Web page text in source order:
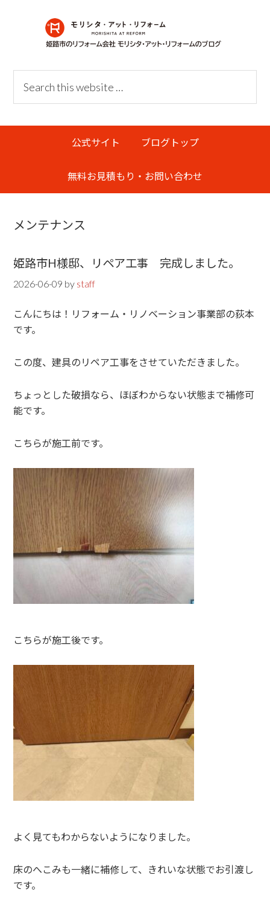
Header
Right
this
公式サイト ブログトップ
無料お見積もり・お問い合わせ
メンテナンス
姫路市H様邸、リペア工事 完成しました。
2026-06-09 by staff
こんにちは！リフォーム・リノベーション事業部の荻本
です。
この度、建具のリペア工事をさせていただきました。
ちょっとした破損なら、ほぼわからない状態まで補修可
能です。
こちらが施工前です。
こちらが施工後です。
よく見てもわからないようになりました。
床のへこみも一緒に補修して、きれいな状態でお引渡し
です。